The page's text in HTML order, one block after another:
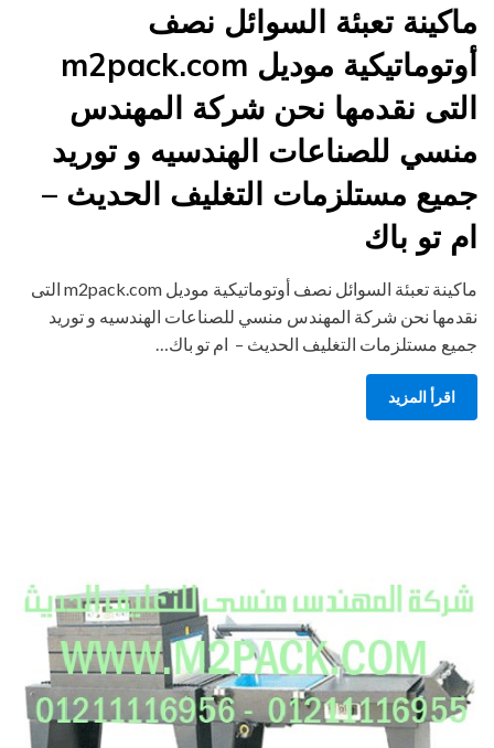
ماكينة تعبئة السوائل نصف
أوتوماتيكية موديل m2pack.com
التى نقدمها نحن شركة المهندس
منسي للصناعات الهندسيه و توريد
جميع مستلزمات التغليف الحديث –
ام تو باك
ماكينة تعبئة السوائل نصف أوتوماتيكية موديل m2pack.com التى
نقدمها نحن شركة المهندس منسي للصناعات الهندسيه و توريد
جميع مستلزمات التغليف الحديث – ام تو باك…
اقرأ المزيد